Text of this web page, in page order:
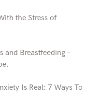
the Stress of
and Breastfeeding –
Is Real: 7 Ways To